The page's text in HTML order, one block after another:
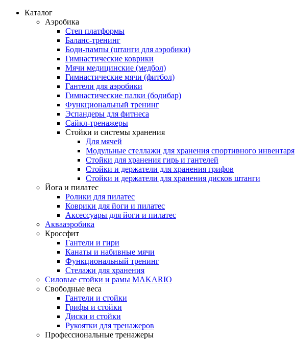
Каталог
Аэробика
Степ платформы
Баланс-тренинг
Боди-пампы (штанги для аэробики)
Гимнастические коврики
Мячи медицинские (медбол)
Гимнастические мячи (фитбол)
Гантели для аэробики
Гимнастические палки (бодибар)
Функциональный тренинг
Эспандеры для фитнеса
Сайкл-тренажеры
Стойки и системы хранения
Для мячей
Модульные стеллажи для хранения спортивного инвентаря
Стойки для хранения гирь и гантелей
Стойки и держатели для хранения грифов
Стойки и держатели для хранения дисков штанги
Йога и пилатес
Ролики для пилатес
Коврики для йоги и пилатес
Аксессуары для йоги и пилатес
Аквааэробика
Кроссфит
Гантели и гири
Канаты и набивные мячи
Функциональный тренинг
Стелажи для хранения
Силовые стойки и рамы MAKARIO
Свободные веса
Гантели и стойки
Грифы и стойки
Диски и стойки
Рукоятки для тренажеров
Профессиональные тренажеры